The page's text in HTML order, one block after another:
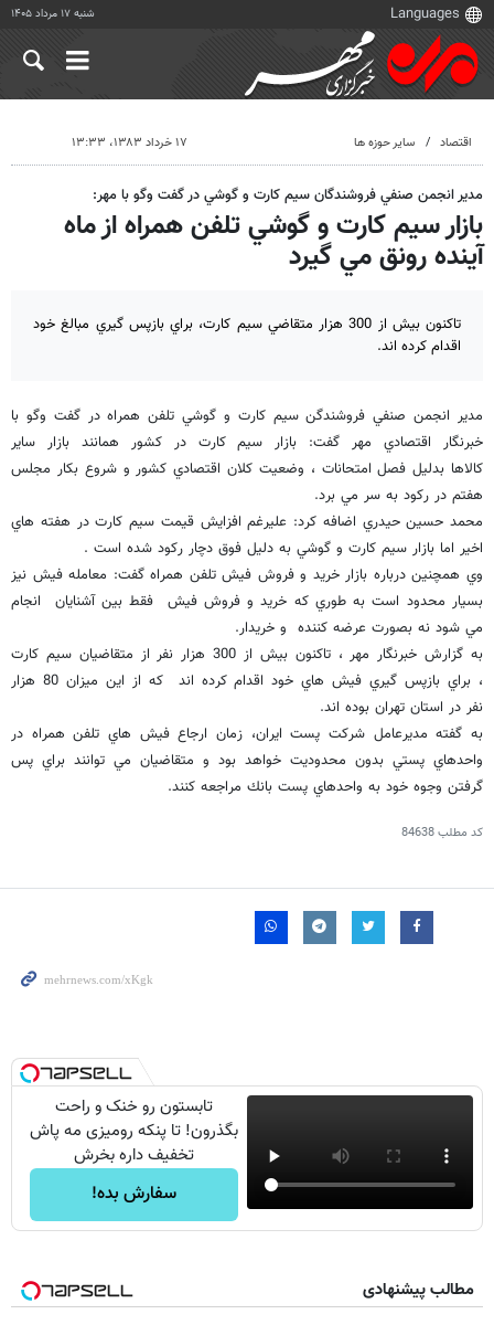
شنبه ۱۷ مرداد ۱۴۰۵
اقتصاد سایر حوزه ها ۱۷ خرداد ۱۳۸۳، ۱۳:۳۳
مدير انجمن صنفي فروشندگان سيم كارت و گوشي در گفت وگو با مهر:
بازار سيم كارت و گوشي تلفن همراه از ماه
آينده رونق مي گيرد
تاكنون بيش از 300 هزار متقاضي سيم كارت، براي بازپس گيري مبالغ خود
اقدام كرده اند.
مدير انجمن صنفي فروشندگن سيم كارت و گوشي تلفن همراه در گفت وگو با
خبرنگار اقتصادي مهر گفت: بازار سيم كارت در كشور همانند بازار ساير
كالاها بدليل فصل امتحانات ، وضعيت كلان اقتصادي كشور و شروع بكار مجلس
هفتم در ركود به سر مي برد.
محمد حسين حيدري اضافه كرد: عليرغم افزايش قيمت سيم كارت در هفته هاي
اخير اما بازار سيم كارت و گوشي به دليل فوق دچار ركود شده است .
وي همچنين درباره بازار خريد و فروش فيش تلفن همراه گفت: معامله فيش نيز
بسيار محدود است به طوري كه خريد و فروش فيش فقط بين آشنايان انجام
مي شود نه بصورت عرضه كننده و خريدار.
به گزارش خبرنگار مهر ، تاكنون بيش از 300 هزار نفر از متقاضيان سيم كارت
، براي بازپس گيري فيش هاي خود اقدام كرده اند كه از اين ميزان 80 هزار
نفر در استان تهران بوده اند.
به گفته مديرعامل شركت پست ايران، زمان ارجاع فيش هاي تلفن همراه در
واحدهاي پستي بدون محدوديت خواهد بود و متقاضيان مي توانند براي پس
گرفتن وجوه خود به واحدهاي پست بانك مراجعه كنند.
کد مطلب84638
تابستون رو خنک و راحت
بگذرون! تا پنکه رومیزی مه پاش
تخفیف داره بخرش
سفارش بده!
مطالب پیشنهادی